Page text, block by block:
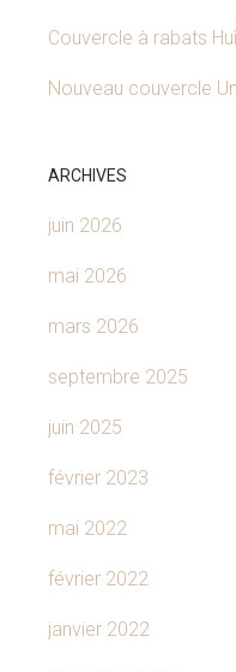
Couvercle à rabats
Nouveau couvercle
ARCHIVES
juin 2026
mai 2026
mars 2026
septembre 2025
juin 2025
février 2023
mai 2022
février 2022
janvier 2022